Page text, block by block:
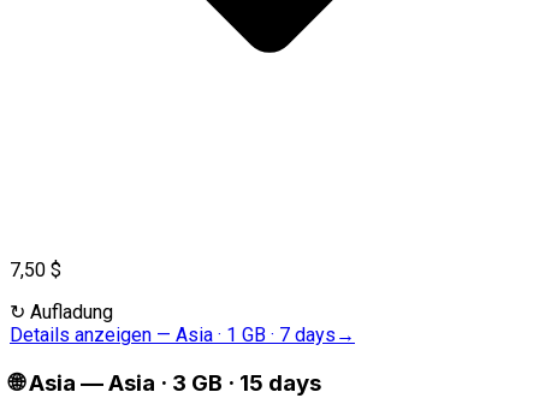
7,50 $
↻ Aufladung
Details anzeigen — Asia · 1 GB · 7 days →
🌐Asia —Asia · 3 GB · 15 days